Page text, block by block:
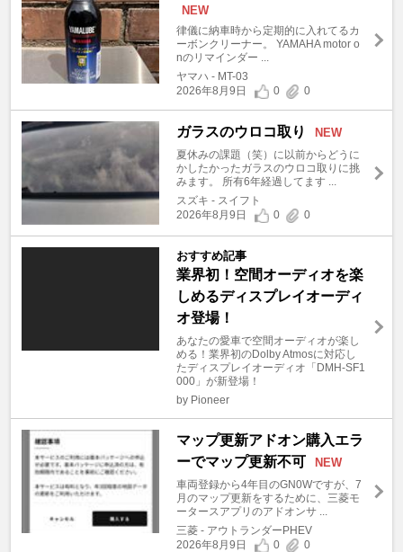
NEW
律儀に納車時から定期的に入れてるカ
ーボンクリーナー。 YAMAHA motor o
nのリマインダー ...
ヤマハ - MT-03
2026年8月9日
0 0
ガラスのウロコ取り NEW
夏休みの課題（笑）に以前からどうに
かしたかったガラスのウロコ取りに挑
みます。 所有6年経過してます ...
スズキ - スイフト
2026年8月9日
0 0
おすすめ記事
業界初！空間オーディオを楽
しめるディスプレイオーディ
オ登場！
あなたの愛車で空間オーディオが楽し
める！業界初のDolby Atmosに対応し
たディスプレイオーディオ「DMH-SF1
000」が新登場！
by Pioneer
マップ更新アドオン購入エラ
ーでマップ更新不可
NEW
車両登録から4年目のGN0Wですが、7
月のマップ更新をするために、三菱モ
ータースアプリのアドオンサ ...
三菱 - アウトランダーPHEV
2026年8月9日
0 0